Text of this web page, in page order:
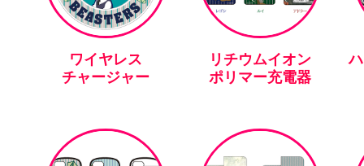
ワイヤレス
チャージャー
リチウムイオン
ポリマー充電器